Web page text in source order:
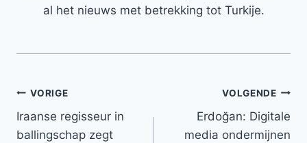
al het nieuws met betrekking tot Turkije.
Bericht
navigatie
VORIGE
Iraanse regisseur in
ballingschap zegt
VOLGENDE
Erdoğan: Digitale
media ondermijnen